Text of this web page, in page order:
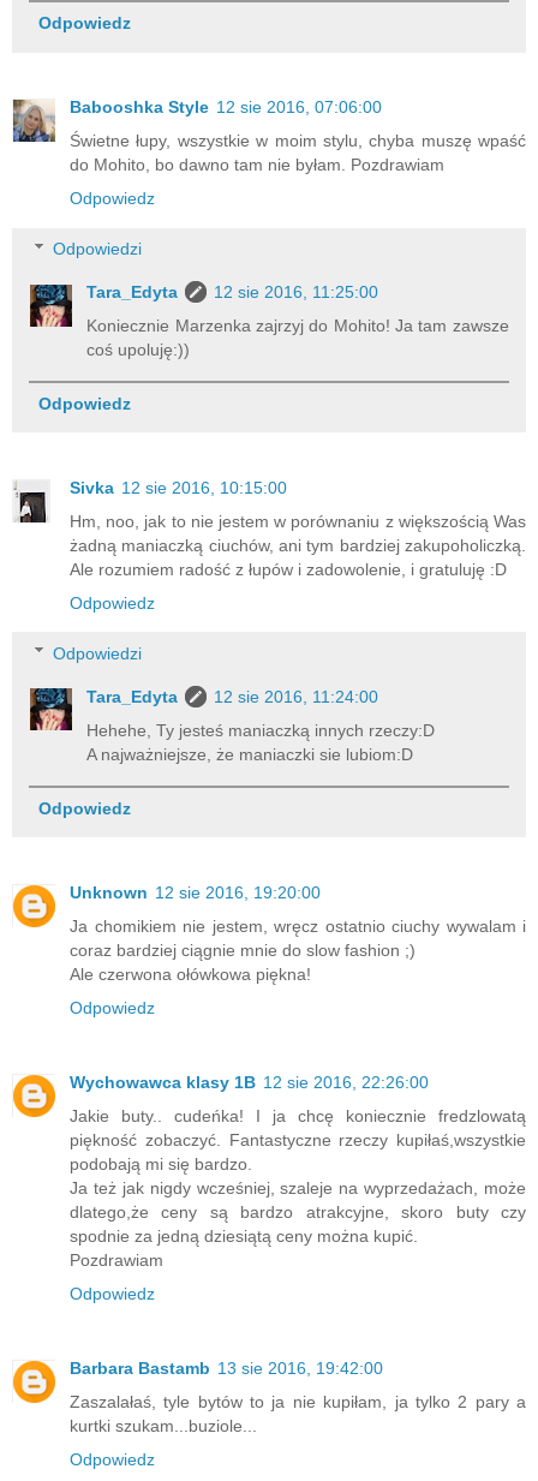
Odpowiedz
Babooshka Style 12 sie 2016, 07:06:00
Świetne łupy, wszystkie w moim stylu, chyba muszę wpaść
do Mohito, bo dawno tam nie byłam. Pozdrawiam
Odpowiedz
Odpowiedzi
Tara_Edyta
12 sie 2016, 11:25:00
Koniecznie Marzenka zajrzyj do Mohito! Ja tam zawsze
coś upoluję:))
Odpowiedz
Sivka 12 sie 2016, 10:15:00
Hm, noo, jak to nie jestem w porównaniu z większością Was
żadną maniaczką ciuchów, ani tym bardziej zakupoholiczką.
Ale rozumiem radość z łupów i zadowolenie, i gratuluję :D
Odpowiedz
Odpowiedzi
Tara_Edyta
12 sie 2016, 11:24:00
Hehehe, Ty jesteś maniaczką innych rzeczy:D
A najważniejsze, że maniaczki sie lubiom:D
Odpowiedz
Unknown 12 sie 2016, 19:20:00
Ja chomikiem nie jestem, wręcz ostatnio ciuchy wywalam i
coraz bardziej ciągnie mnie do slow fashion ;)
Ale czerwona ołówkowa piękna!
Odpowiedz
Wychowawca klasy 1B 12 sie 2016, 22:26:00
Jakie buty.. cudeńka! I ja chcę koniecznie fredzlowatą
piękność zobaczyć. Fantastyczne rzeczy kupiłaś,wszystkie
podobają mi się bardzo.
Ja też jak nigdy wcześniej, szaleje na wyprzedażach, może
dlatego,że ceny są bardzo atrakcyjne, skoro buty czy
spodnie za jedną dziesiątą ceny można kupić.
Pozdrawiam
Odpowiedz
Barbara Bastamb 13 sie 2016, 19:42:00
Zaszalałaś, tyle bytów to ja nie kupiłam, ja tylko 2 pary a
kurtki szukam...buziole...
Odpowiedz